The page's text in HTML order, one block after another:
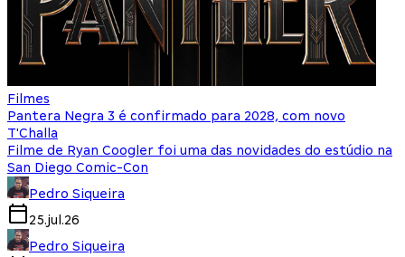
Filmes
Pantera Negra 3 é confirmado para 2028, com novo
T'Challa
Filme de Ryan Coogler foi uma das novidades do estúdio na
San Diego Comic-Con
Pedro Siqueira
25.jul.26
Pedro Siqueira